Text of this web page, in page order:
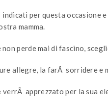
per questa occasione
mamma.
non perde mai di fascino,
allegre, la farÃ sorridere
verrÃ apprezzato per la sua